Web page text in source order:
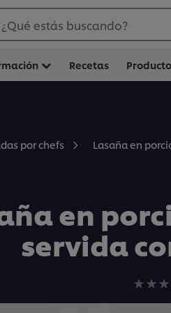
¿Qué estás buscando?
Recetas
por chefs Lasaña en
en
servida